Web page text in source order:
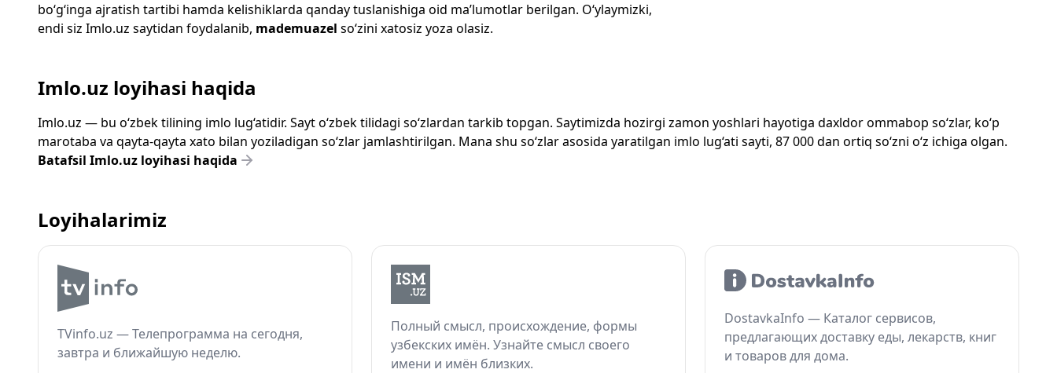
bo‘g‘inga ajratish tartibi hamda kelishiklarda qanday tuslanishiga oid ma’lumotlar berilgan. O‘ylaymizki,
endi siz Imlo.uz saytidan foydalanib, mademuazel so‘zini xatosiz yoza olasiz.
Imlo.uz loyihasi haqida
Imlo.uz — bu o‘zbek tilining imlo lug‘atidir. Sayt o‘zbek tilidagi so‘zlardan tarkib topgan. Saytimizda hozirgi zamon yoshlari hayotiga daxldor ommabop so‘zlar, ko‘p
marotaba va qayta-qayta xato bilan yoziladigan so‘zlar jamlashtirilgan. Mana shu so‘zlar asosida yaratilgan imlo lug‘ati sayti, 87 000 dan ortiq so‘zni o‘z ichiga olgan.
Batafsil Imlo.uz loyihasi haqida
Loyihalarimiz
TVinfo.uz — Телепрограмма на сегодня,
завтра и ближайшую неделю.
Полный смысл, происхождение, формы
узбекских имён. Узнайте смысл своего
имени и имён близких.
DostavkaInfo — Каталог сервисов,
предлагающих доставку еды, лекарств, книг
и товаров для дома.